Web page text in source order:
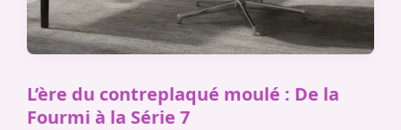
L’ère du contreplaqué moulé : De la
Fourmi à la Série 7